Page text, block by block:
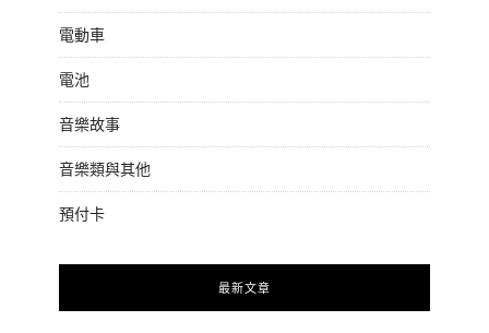
電動車
電池
音樂故事
音樂類與其他
預付卡
最新文章